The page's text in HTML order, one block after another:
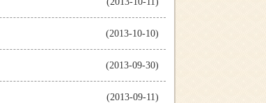
(2013-10-10)
(2013-09-30)
(2013-09-11)